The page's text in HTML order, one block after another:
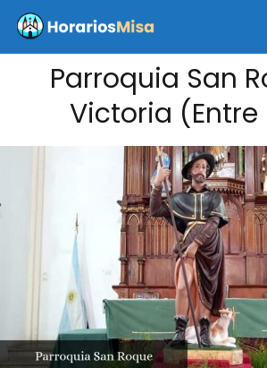
Parroquia San
Victoria (Entre